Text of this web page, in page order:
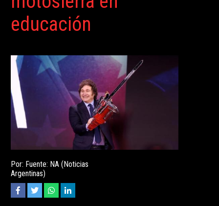
educación
Por: Fuente: NA (Noticias
Argentinas)